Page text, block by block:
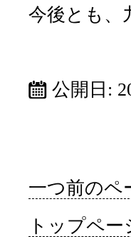
今後とも、
公開日:
一つ前のペ
トップペー